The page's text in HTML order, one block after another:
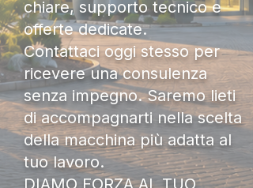
chiare, supporto tecnico e
offerte dedicate.
Contattaci oggi stesso per
ricevere una consulenza
senza impegno. Saremo lieti
di accompagnarti nella scelta
della macchina più adatta al
tuo lavoro.
DIAMO FORZA AL TUO